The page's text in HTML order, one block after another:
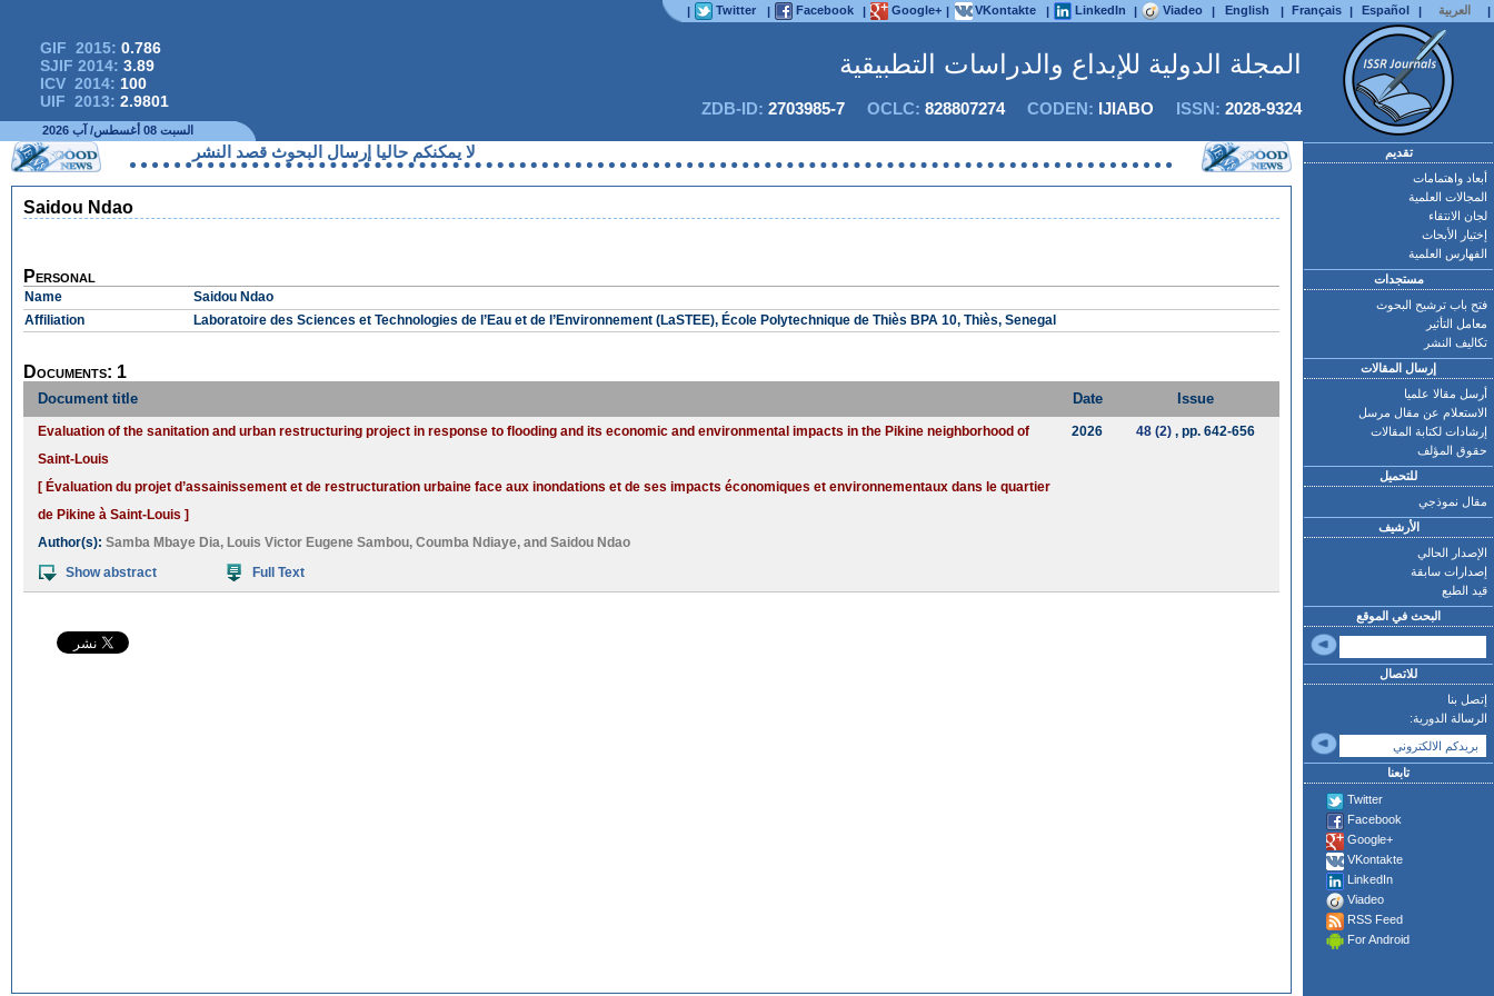
| Twitter | Facebook | Google+ | VKontakte | LinkedIn | Viadeo | English | Français | Español | العربية |
GIF 2015: 0.786
SJIF 2014: 3.89
ICV 2014: 100
UIF 2013: 2.9801
المجلة الدولية للإبداع والدراسات التطبيقية
ZDB-ID: 2703985-7 OCLC: 828807274CODEN: IJIABO ISSN: 2028-9324
السبت 08 أغسطس/ آب 2026
لا يمكنكم حاليا إرسال البحوث قصد النشر
Saidou Ndao
Personal
Name
Saidou Ndao
Affiliation
Laboratoire des Sciences et Technologies de l’Eau et de l’Environnement (LaSTEE), École Polytechnique de Thiès BPA 10, Thiès, Senegal
Documents: 1
Document title Date Issue
Evaluation of the sanitation and urban restructuring project in response to flooding and its economic and environmental impacts in the Pikine neighborhood of
Saint-Louis
[ Évaluation du projet d’assainissement et de restructuration urbaine face aux inondations et de ses impacts économiques et environnementaux dans le quartier
de Pikine à Saint-Louis ]
Author(s): Samba Mbaye Dia, Louis Victor Eugene Sambou, Coumba Ndiaye, and Saidou Ndao
Show abstract
Full Text
2026 48 (2), pp. 642-656
تقديم
أبعاد واهتمامات
المجالات العلمية
لجان الانتقاء
إختيار الأبحاث
الفهارس العلمية
مستجدات
فتح باب ترشيح البحوث
معامل التأثير
تكاليف النشر
إرسال المقالات
أرسل مقالا علميا
الاستعلام عن مقال مرسل
إرشادات لكتابة المقالات
حقوق المؤلف
للتحميل
مقال نموذجي
الأرشيف
الإصدار الحالي
إصدارات سابقة
قيد الطبع
البحث في الموقع
للاتصال
إتصل بنا
الرسالة الدورية:
تابعنا
Twitter
Facebook
Google+
VKontakte
LinkedIn
Viadeo
RSS Feed
For Android